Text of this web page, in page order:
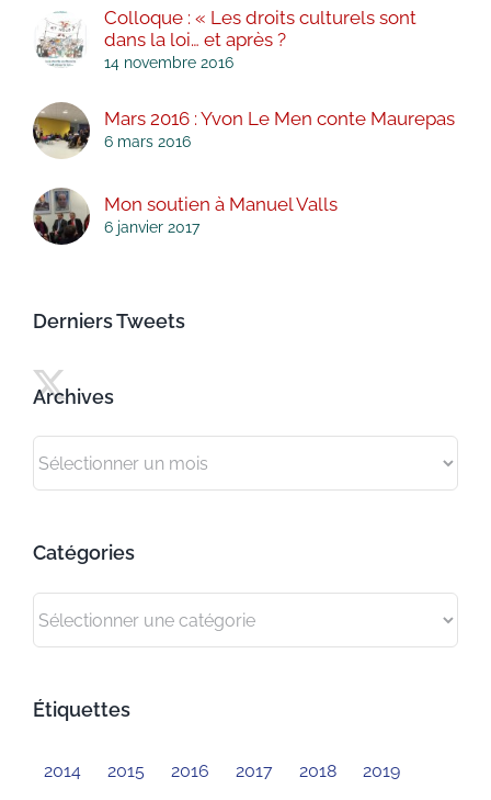
Colloque : « Les droits culturels sont
dans la loi… et après ?
14 novembre 2016
Mars 2016 : Yvon Le Men conte Maurepas
6 mars 2016
Mon soutien à Manuel Valls
6 janvier 2017
Derniers Tweets
Archives
Catégories
Étiquettes
2014 2015 2016 2017 2018 2019